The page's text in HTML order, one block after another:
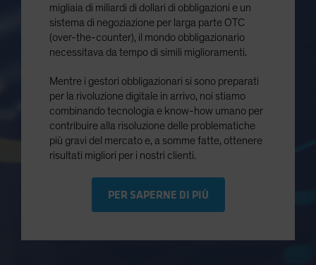
migliaia di miliardi di dollari di obbligazioni e un
sistema di negoziazione per larga parte OTC
(over-the-counter), il mondo obbligazionario
necessitava da tempo di simili miglioramenti.
Mentre i gestori obbligazionari si sono preparati
per la rivoluzione digitale in arrivo, noi stiamo
combinando tecnologia e know-how umano per
contribuire alla risoluzione delle problematiche
più gravi del mercato e, a somme fatte, ottenere
risultati migliori per i nostri clienti.
PER SAPERNE DI PIÙ